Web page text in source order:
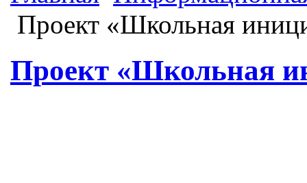
Проект «Школьная
Проект «Школьная